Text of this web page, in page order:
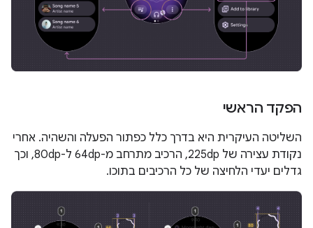
הפקד הראשי
השליטה העיקרית היא בדרך כלל כפתור הפעלה והשהיה. אחרי
נקודת עצירה של 225dp, הרכיב מתרחב מ-64dp ל-80dp, וכך
גדלים יעדי הלחיצה של כל הרכיבים בתוכו.